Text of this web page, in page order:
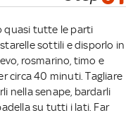
quasi tutte le parti
sottili e disporlo in
rosmarino, timo e
circa 40 minuti. Tagliare
nella senape, bardarli
su tutti i lati. Far